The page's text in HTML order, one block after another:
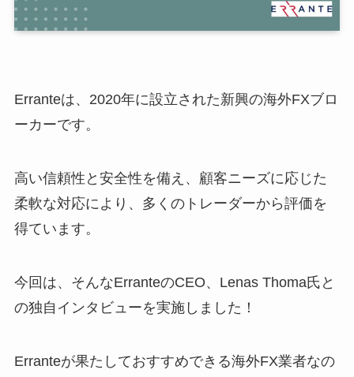
Erranteは、2020年に設立された新興の海外FXブロ
ーカーです。
高い信頼性と安全性を備え、顧客ニーズに応じた
柔軟な対応により、多くのトレーダーから評価を
得ています。
今回は、そんなErranteのCEO、Lenas Thoma氏と
の独自インタビューを実施しました！
Erranteが果たしておすすめできる海外FX業者なの